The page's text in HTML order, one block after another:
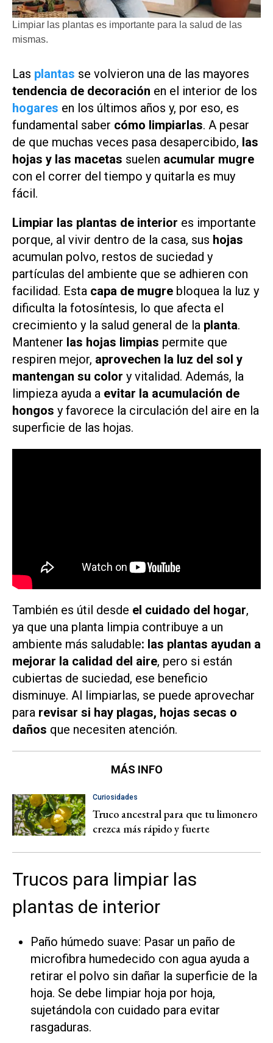
Limpiar las plantas es importante para la salud de las
mismas.
Las plantas se volvieron una de las mayores
tendencia de decoración en el interior de los
hogares en los últimos años y, por eso, es
fundamental saber cómo limpiarlas. A pesar
de que muchas veces pasa desapercibido, las
hojas y las macetas suelen acumular mugre
con el correr del tiempo y quitarla es muy
fácil.
Limpiar las plantas de interior es importante
porque, al vivir dentro de la casa, sus hojas
acumulan polvo, restos de suciedad y
partículas del ambiente que se adhieren con
facilidad. Esta capa de mugre bloquea la luz y
dificulta la fotosíntesis, lo que afecta el
crecimiento y la salud general de la planta.
Mantener las hojas limpias permite que
respiren mejor, aprovechen la luz del sol y
mantengan su color y vitalidad. Además, la
limpieza ayuda a evitar la acumulación de
hongos y favorece la circulación del aire en la
superficie de las hojas.
También es útil desde el cuidado del hogar,
ya que una planta limpia contribuye a un
ambiente más saludable: las plantas ayudan a
mejorar la calidad del aire, pero si están
cubiertas de suciedad, ese beneficio
disminuye. Al limpiarlas, se puede aprovechar
para revisar si hay plagas, hojas secas o
daños que necesiten atención.
MÁS INFO
Curiosidades
Truco ancestral para que tu limonero
crezca más rápido y fuerte
Trucos para limpiar las
plantas de interior
Paño húmedo suave: Pasar un paño de
microfibra humedecido con agua ayuda a
retirar el polvo sin dañar la superficie de la
hoja. Se debe limpiar hoja por hoja,
sujetándola con cuidado para evitar
rasgaduras.